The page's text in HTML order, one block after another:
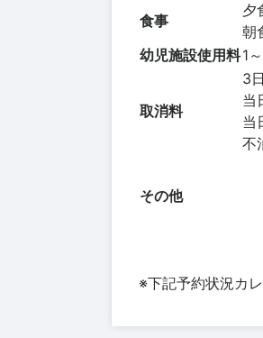
食事
夕
朝
幼児施設使用料1
取消料
3
当
当
不
その他
※下記予約状況カ